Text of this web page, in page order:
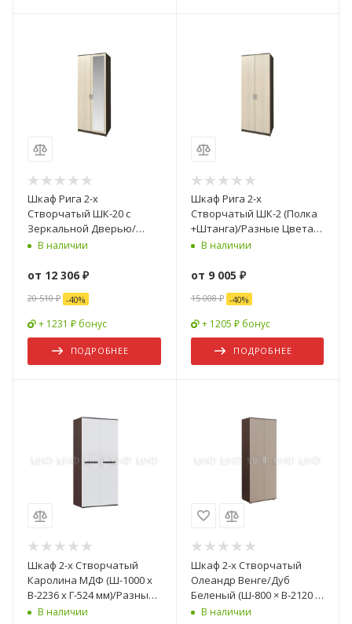
Шкаф Рига 2-х
Створчатый ШК-20 с
Зеркальной Дверью/
Разные Цвета (Ш-800 х
В наличии
от 12 306 ₽
20 510 ₽ -40%
+ 1231 ₽ бонус
ПОДРОБНЕЕ
Шкаф Рига 2-х
Створчатый ШК-2 (Полка
+Штанга)/Разные Цвета
(Ш-800 х В-2120 х Г-520 мм)
В наличии
от 9 005 ₽
15 008 ₽ -40%
+ 1205 ₽ бонус
ПОДРОБНЕЕ
Шкаф 2-х Створчатый
Каролина МДФ (Ш-1000 х
В-2236 х Г-524 мм)/Разные
Цвета
В наличии
Шкаф 2-х Створчатый
Олеандр Венге/Дуб
Беленый (Ш-800 × В-2120 ×
Г-470 мм)
В наличии